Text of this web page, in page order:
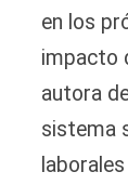
en los
impacto
autora
sistema